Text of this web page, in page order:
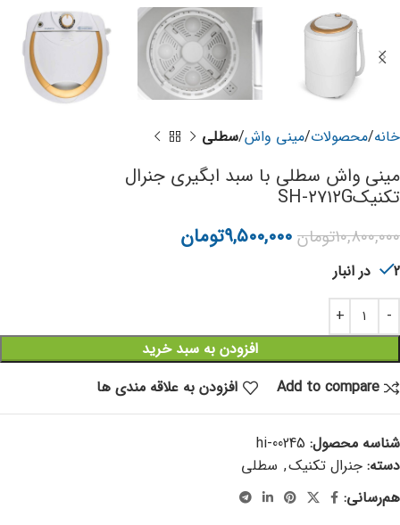
خانه محصولات مینی واش سطلی
مینی واش سطلی با سبد ابگیری جنرال
تکنیکSH-۲۷۱۲G
۱۰,۸۰۰,۰۰۰تومان ۹,۵۰۰,۰۰۰تومان
2 در انبار
افزودن به سبد خرید
Add to compare
افزودن به علاقه مندی ها
شناسه محصول: hi-00245
دسته: جنرال تکنیک, سطلی
هم‌رسانی: